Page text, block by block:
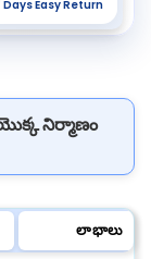
Days Easy Return
నిర్మాణం
లాభాలు